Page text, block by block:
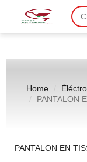
Home
PANTALON
PANTALON EN